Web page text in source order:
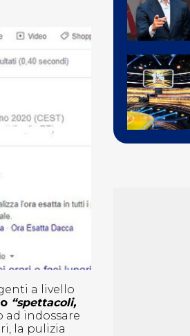
a livello
“spettacoli,
ad indossare
la pulizia